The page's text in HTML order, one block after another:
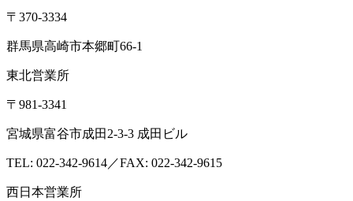
〒370-3334
群馬県高崎市本郷町66-1
東北営業所
〒981-3341
宮城県富谷市成田2-3-3 成田ビル
TEL: 022-342-9614／FAX: 022-342-9615
西日本営業所